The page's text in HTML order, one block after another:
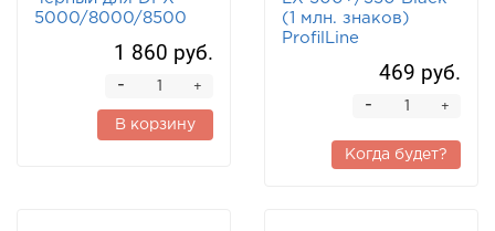
5000/8000/8500
1 860 руб.
+
-
В корзину
(1 млн. знаков)
ProfilLine
469 руб.
+
-
Когда будет?